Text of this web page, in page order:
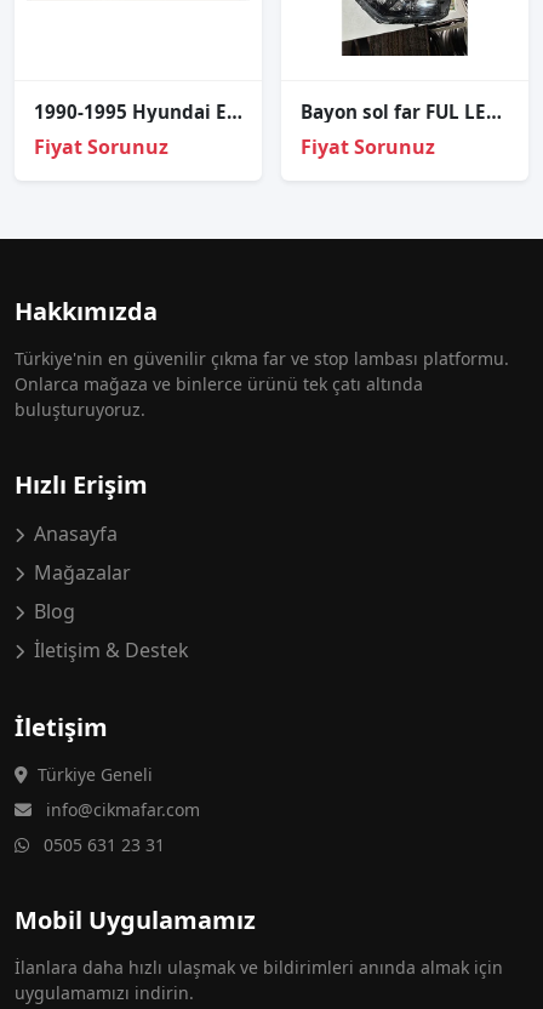
1990-1995 Hyundai Elantra Reflektörlü Tampon Plakalığı
Fiyat Sorunuz
Bayon sol far FUL LED ÇIKMA ORJİNAL
Fiyat Sorunuz
Hakkımızda
Türkiye'nin en güvenilir çıkma far ve stop lambası platformu.
Onlarca mağaza ve binlerce ürünü tek çatı altında
buluşturuyoruz.
Hızlı Erişim
Anasayfa
Mağazalar
Blog
İletişim & Destek
İletişim
Türkiye Geneli
info@cikmafar.com
0505 631 23 31
Mobil Uygulamamız
İlanlara daha hızlı ulaşmak ve bildirimleri anında almak için
uygulamamızı indirin.